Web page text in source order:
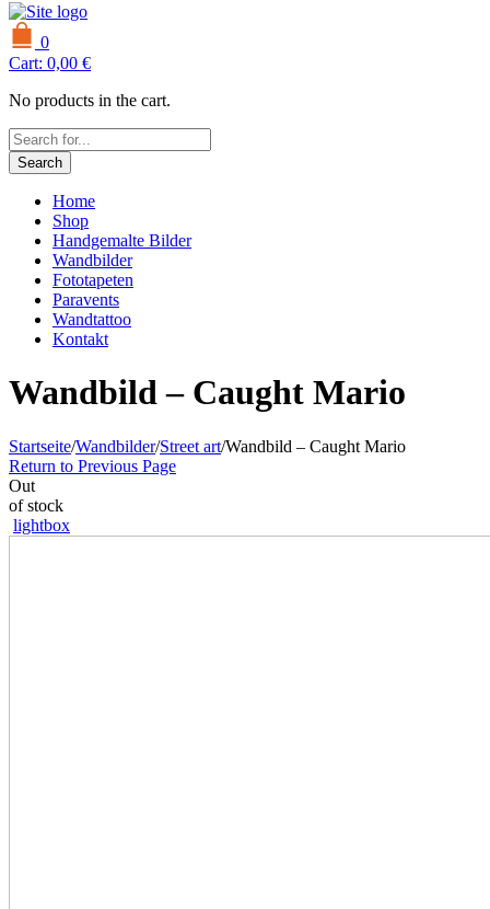
0
Cart: 0,00 €
No products in the cart.
Search
Home
Shop
Handgemalte Bilder
Wandbilder
Fototapeten
Paravents
Wandtattoo
Kontakt
Wandbild – Caught Mario
Startseite/Wandbilder/Street art/Wandbild – Caught Mario
Return to Previous Page
Out
of stock
lightbox